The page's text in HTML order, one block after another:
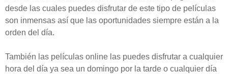
desde las cuales puedes disfrutar de este tipo de películas
son inmensas así que las oportunidades siempre están a la
orden del día.
También las películas online las puedes disfrutar a cualquier
hora del día ya sea un domingo por la tarde o cualquier día